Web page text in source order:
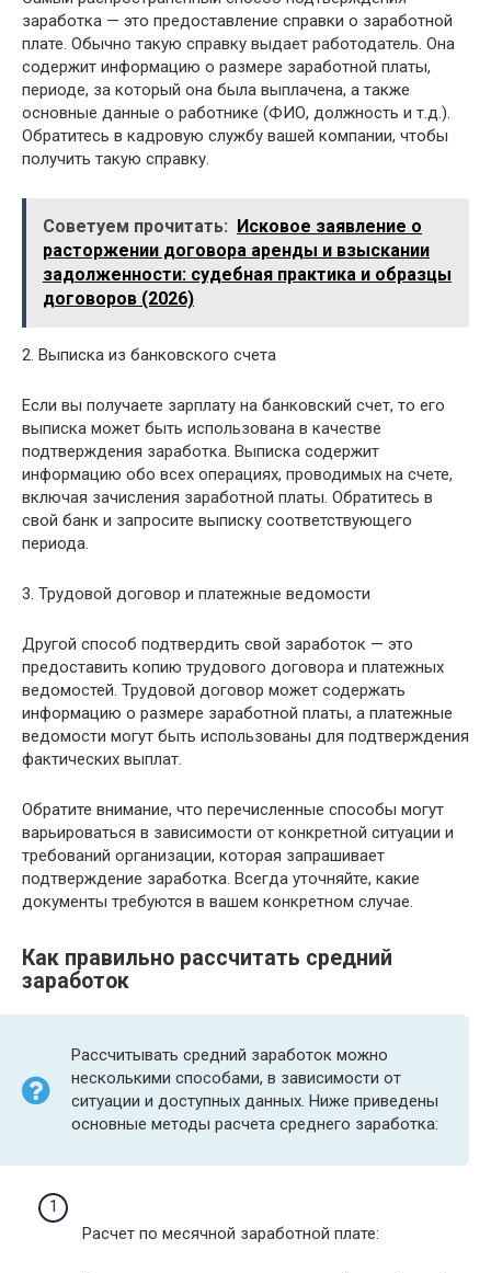
заработка — это предоставление справки о заработной
плате. Обычно такую справку выдает работодатель. Она
содержит информацию о размере заработной платы,
периоде, за который она была выплачена, а также
основные данные о работнике (ФИО, должность и т.д.).
Обратитесь в кадровую службу вашей компании, чтобы
получить такую справку.
Советуем прочитать:
Исковое заявление о
расторжении договора аренды и взыскании
задолженности: судебная практика и образцы
договоров (2026)
2. Выписка из банковского счета
Если вы получаете зарплату на банковский счет, то его
выписка может быть использована в качестве
подтверждения заработка. Выписка содержит
информацию обо всех операциях, проводимых на счете,
включая зачисления заработной платы. Обратитесь в
свой банк и запросите выписку соответствующего
периода.
3. Трудовой договор и платежные ведомости
Другой способ подтвердить свой заработок — это
предоставить копию трудового договора и платежных
ведомостей. Трудовой договор может содержать
информацию о размере заработной платы, а платежные
ведомости могут быть использованы для подтверждения
фактических выплат.
Обратите внимание, что перечисленные способы могут
варьироваться в зависимости от конкретной ситуации и
требований организации, которая запрашивает
подтверждение заработка. Всегда уточняйте, какие
документы требуются в вашем конкретном случае.
Как правильно рассчитать средний
заработок
Рассчитывать средний заработок можно
несколькими способами, в зависимости от
ситуации и доступных данных. Ниже приведены
основные методы расчета среднего заработка:
Расчет по месячной заработной плате: